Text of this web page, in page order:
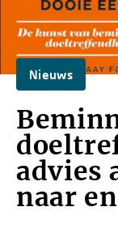
Nieuws
advies
naar